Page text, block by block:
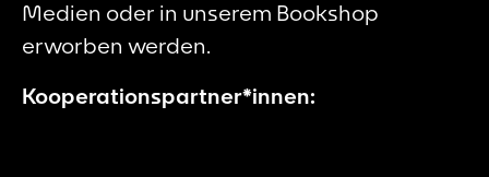
Medien oder in unserem Bookshop
erworben werden.
Kooperationspartner*innen: